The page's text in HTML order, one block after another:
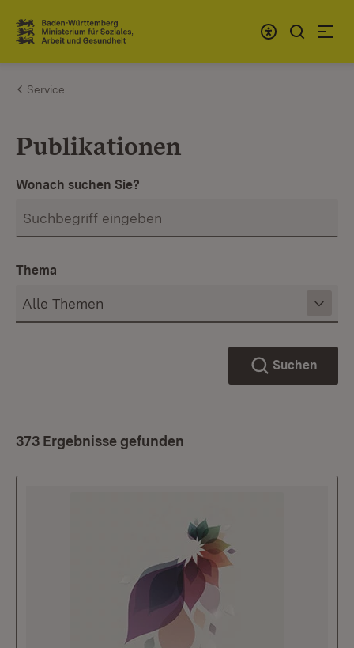
Zum Inhalt springen
Link zur Startseite
Service
Publikationen
Wonach suchen Sie?
Thema
Suchen
373 Ergebnisse gefunden